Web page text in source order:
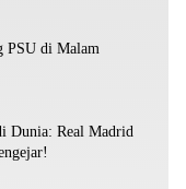
PSU di Malam
Dunia: Real Madrid